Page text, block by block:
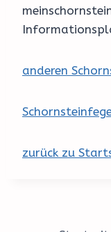
anderen
zurück zu